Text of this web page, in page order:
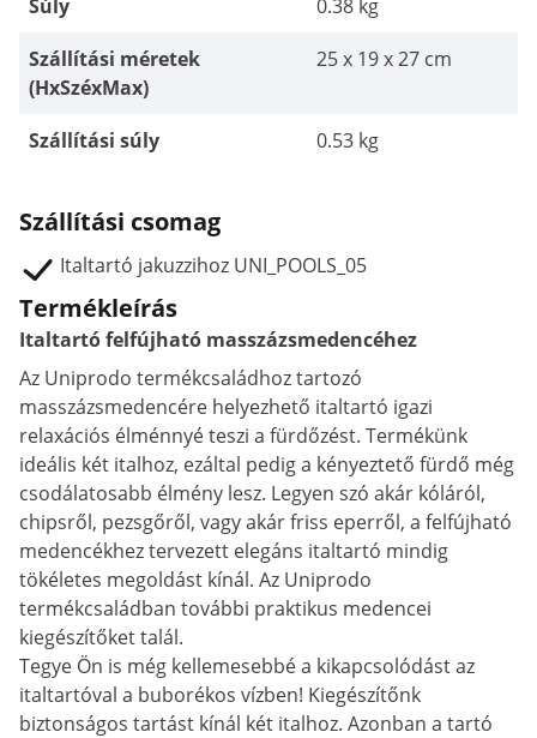
Súly
0.38 kg
Szállítási méretek
(HxSzéxMax)
25 x 19 x 27 cm
Szállítási súly 0.53 kg
Szállítási csomag
Italtartó jakuzzihoz UNI_POOLS_05
Termékleírás
Italtartó felfújható masszázsmedencéhez
Az Uniprodo termékcsaládhoz tartozó
masszázsmedencére helyezhető italtartó igazi
relaxációs élménnyé teszi a fürdőzést. Termékünk
ideális két italhoz, ezáltal pedig a kényeztető fürdő még
csodálatosabb élmény lesz. Legyen szó akár kóláról,
chipsről, pezsgőről, vagy akár friss eperről, a felfújható
medencékhez tervezett elegáns italtartó mindig
tökéletes megoldást kínál. Az Uniprodo
termékcsaládban további praktikus medencei
kiegészítőket talál.
Tegye Ön is még kellemesebbé a kikapcsolódást az
italtartóval a buborékos vízben! Kiegészítőnk
biztonságos tartást kínál két italhoz. Azonban a tartó